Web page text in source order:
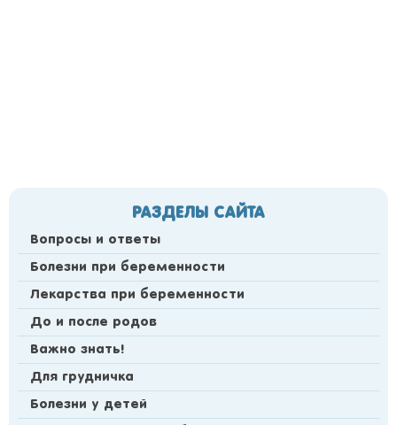
РАЗДЕЛЫ САЙТА
Вопросы и ответы
Болезни при беременности
Лекарства при беременности
До и после родов
Важно знать!
Для грудничка
Болезни у детей